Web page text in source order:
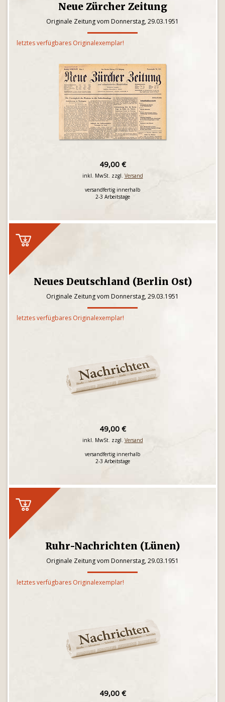
Neue Zürcher Zeitung
Originale Zeitung vom Donnerstag, 29.03.1951
letztes verfügbares Originalexemplar!
49,00 €
inkl. MwSt. zzgl. Versand
versandfertig innerhalb
2-3 Arbeitstage
Neues Deutschland (Berlin Ost)
Originale Zeitung vom Donnerstag, 29.03.1951
letztes verfügbares Originalexemplar!
49,00 €
inkl. MwSt. zzgl. Versand
versandfertig innerhalb
2-3 Arbeitstage
Ruhr-Nachrichten (Lünen)
Originale Zeitung vom Donnerstag, 29.03.1951
letztes verfügbares Originalexemplar!
49,00 €